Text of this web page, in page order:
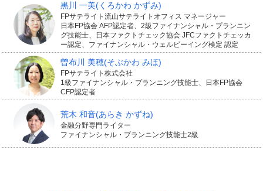
団信のなかには、特約でがんや急性心筋梗塞、脳卒中な
どの病気にかかって住宅ローンを返済できなくなったと
きに備えられるものもあります。
「がん団信」「3大疾病（がん・急性心筋梗塞・脳卒中）
団信」などとよばれるもので、死亡時だけでなく、がん
と診断されたときや、急性心筋梗塞や脳卒中にかかって
黒川 一美(くろかわ かずみ)
FPサテライト流山サテライトオフィス マネージャー
日本FP協会 AFP認定者、2級ファイナンシャル・プランニン
グ技能士、日本ファクトチェック協会 JFCファクトチェッカ
ー認定、ファイナンシャル・ウェルビーイング検定 認定
曽布川 美穂(そぶかわ みほ)
FPサテライト株式会社
1級ファイナンシャル・プランニング技能士、日本FP協会
CFP認定者
荒木 和音(あらき かずね)
金融分野専門ライター
ファイナンシャル・プランニング技能士2級